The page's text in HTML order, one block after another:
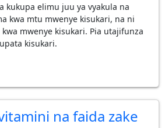
kukupa elimu juu ya vyakula na
kwa mtu mwenye kisukari, na ni
mwenye kisukari. Pia utajifunza
kisukari.
na faida zake